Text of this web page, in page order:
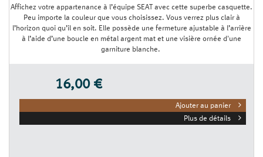
Affichez votre appartenance à l’équipe SEAT avec cette superbe casquette.
Peu importe la couleur que vous choisissez. Vous verrez plus clair à
l’horizon quoi qu’il en soit. Elle possède une fermeture ajustable à l’arrière
à l’aide d’une boucle en métal argent mat et une visière ornée d'une
garniture blanche.
16,00 €
Ajouter au panier
Plus de détails